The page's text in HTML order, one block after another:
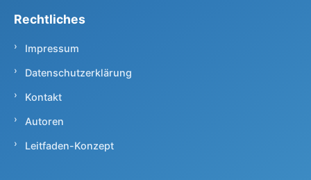
Rechtliches
Impressum
Datenschutzerklärung
Kontakt
Autoren
Leitfaden-Konzept